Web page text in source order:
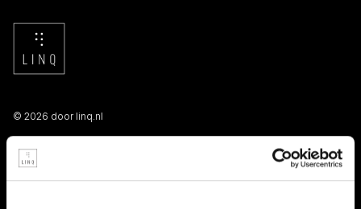
© 2026 door linq.nl
LINKS